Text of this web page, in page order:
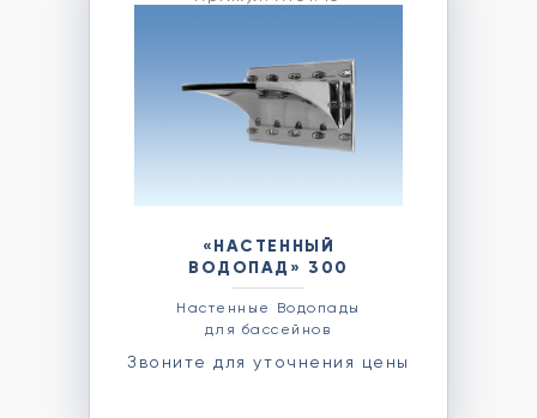
«НАСТЕННЫЙ
ВОДОПАД» 300
Настенные Водопады
для бассейнов
Звоните для уточнения цены